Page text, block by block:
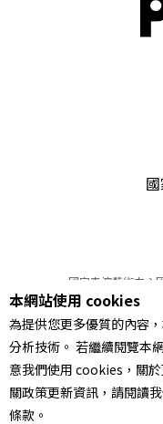
國家表演藝術中心
© 2022
統一編
本站所提供相關演出
服務條款
本網站使用 cookies
為提供您更多優質的內容
分析技術。 若繼續閱覽本
意我們使用 cookies，關
關政策更新資訊，請閱讀
條款。